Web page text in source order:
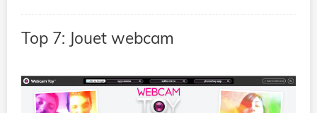
Top 7: Jouet webcam